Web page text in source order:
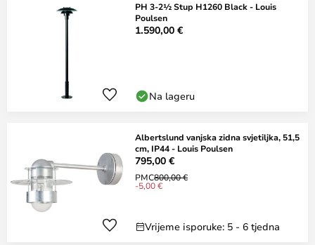
PH 3-2½ Stup H1260 Black - Louis
Poulsen
1.590,00 €
Na lageru
Albertslund vanjska zidna svjetiljka, 51,5
cm, IP44 - Louis Poulsen
795,00 €
PMC800,00 €
-5,00 €
Vrijeme isporuke: 5 - 6 tjedna